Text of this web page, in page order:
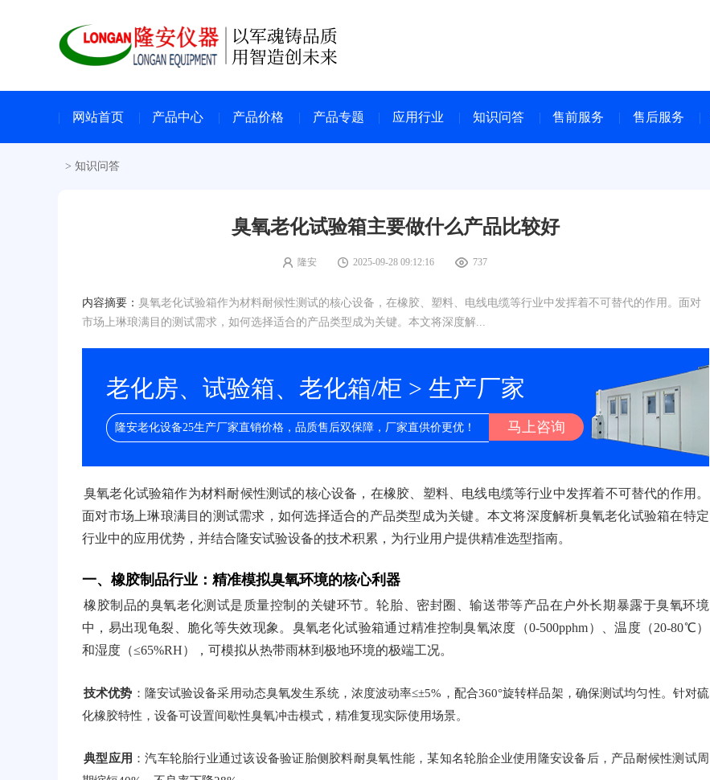
网站首页 产品中心 产品价格 产品专题 应用行业 知识问答 售前服务 售后服务
> 知识问答
臭氧老化试验箱主要做什么产品比较好
隆安 2025-09-28 09:12:16 737
内容摘要： 臭氧老化试验箱作为材料耐候性测试的核心设备，在橡胶、塑料、电线电缆等行业中发挥着不可替代的作用。面对
市场上琳琅满目的测试需求，如何选择适合的产品类型成为关键。本文将深度解...
老化房、试验箱、老化箱/柜 > 生产厂家
隆安老化设备25生产厂家直销价格，品质售后双保障，厂家直供价更优！ 马上咨询
臭氧老化试验箱作为材料耐候性测试的核心设备，在橡胶、塑料、电线电缆等行业中发挥着不可替代的作用。
面对市场上琳琅满目的测试需求，如何选择适合的产品类型成为关键。本文将深度解析臭氧老化试验箱在特定
行业中的应用优势，并结合隆安试验设备的技术积累，为行业用户提供精准选型指南。
一、橡胶制品行业：精准模拟臭氧环境的核心利器
橡胶制品的臭氧老化测试是质量控制的关键环节。轮胎、密封圈、输送带等产品在户外长期暴露于臭氧环境
中，易出现龟裂、脆化等失效现象。臭氧老化试验箱通过精准控制臭氧浓度（0-500pphm）、温度（20-80℃）
和湿度（≤65%RH），可模拟从热带雨林到极地环境的极端工况。
技术优势 ：隆安试验设备采用动态臭氧发生系统，浓度波动率≤±5%，配合360°旋转样品架，确保测试均匀性。针对硫
化橡胶特性，设备可设置间歇性臭氧冲击模式，精准复现实际使用场景。
典型应用 ：汽车轮胎行业通过该设备验证胎侧胶料耐臭氧性能，某知名轮胎企业使用隆安设备后，产品耐候性测试周